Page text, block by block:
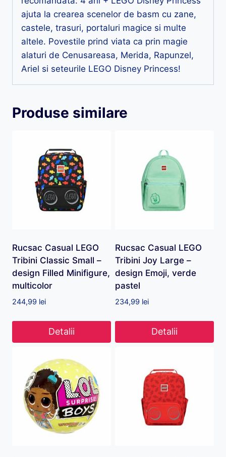
ajuta la crearea scenelor de basm cu zane,
castele, trasuri, portaluri magice si multe
altele. Povestile prind viata ca prin magie
alaturi de Cenusareasa, Merida, Rapunzel,
Ariel si seteurile LEGO Disney Princess!
Produse similare
Rucsac Casual LEGO
Tribini Classic Small –
design Filled Minifigure,
multicolor
244,99 lei
Detalii
Rucsac Casual LEGO
Tribini Joy Large –
design Emoji, verde
pastel
234,99 lei
Detalii